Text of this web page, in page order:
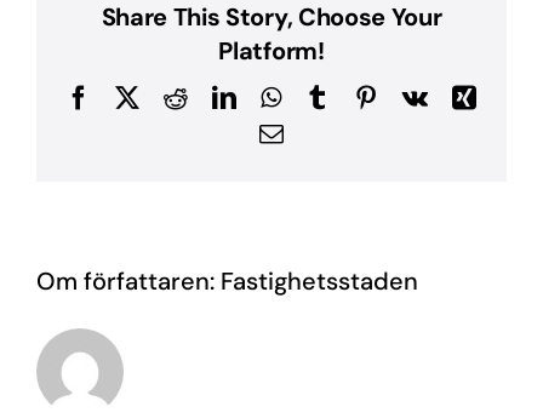
Share This Story, Choose Your
Platform!
FacebookRedditLinkedInWhatsApp
TumblrPinterest
Vk
Xing
E-
Om författaren: Fastighetsstaden